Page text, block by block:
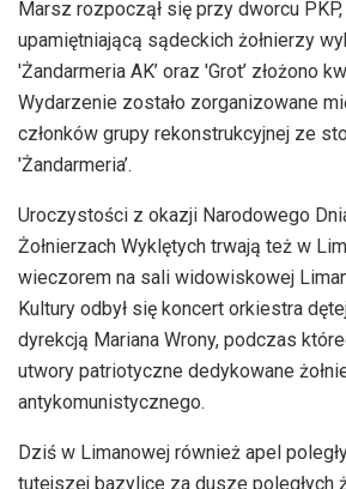
Marsz rozpoczął się przy dworcu
upamiętniającą sądeckich żołnierzy
'Żandarmeria AK’ oraz 'Grot’ złożono
Wydarzenie zostało zorganizowane
członków grupy rekonstrukcyjnej ze
'Żandarmeria’.
Uroczystości z okazji Narodowego
Żołnierzach Wyklętych trwają też w
wieczorem na sali widowiskowej
Kultury odbył się koncert orkiestra
dyrekcją Mariana Wrony, podczas
utwory patriotyczne dedykowane
antykomunistycznego.
Dziś w Limanowej również apel
tutejszej bazylice za dusze poległych